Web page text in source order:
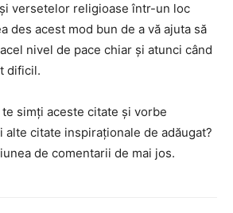
versetelor religioase într-un loc
des acest mod bun de a vă ajuta să
nivel de pace chiar și atunci când
dificil.
simți aceste citate și vorbe
alte citate inspiraționale de adăugat?
de comentarii de mai jos.